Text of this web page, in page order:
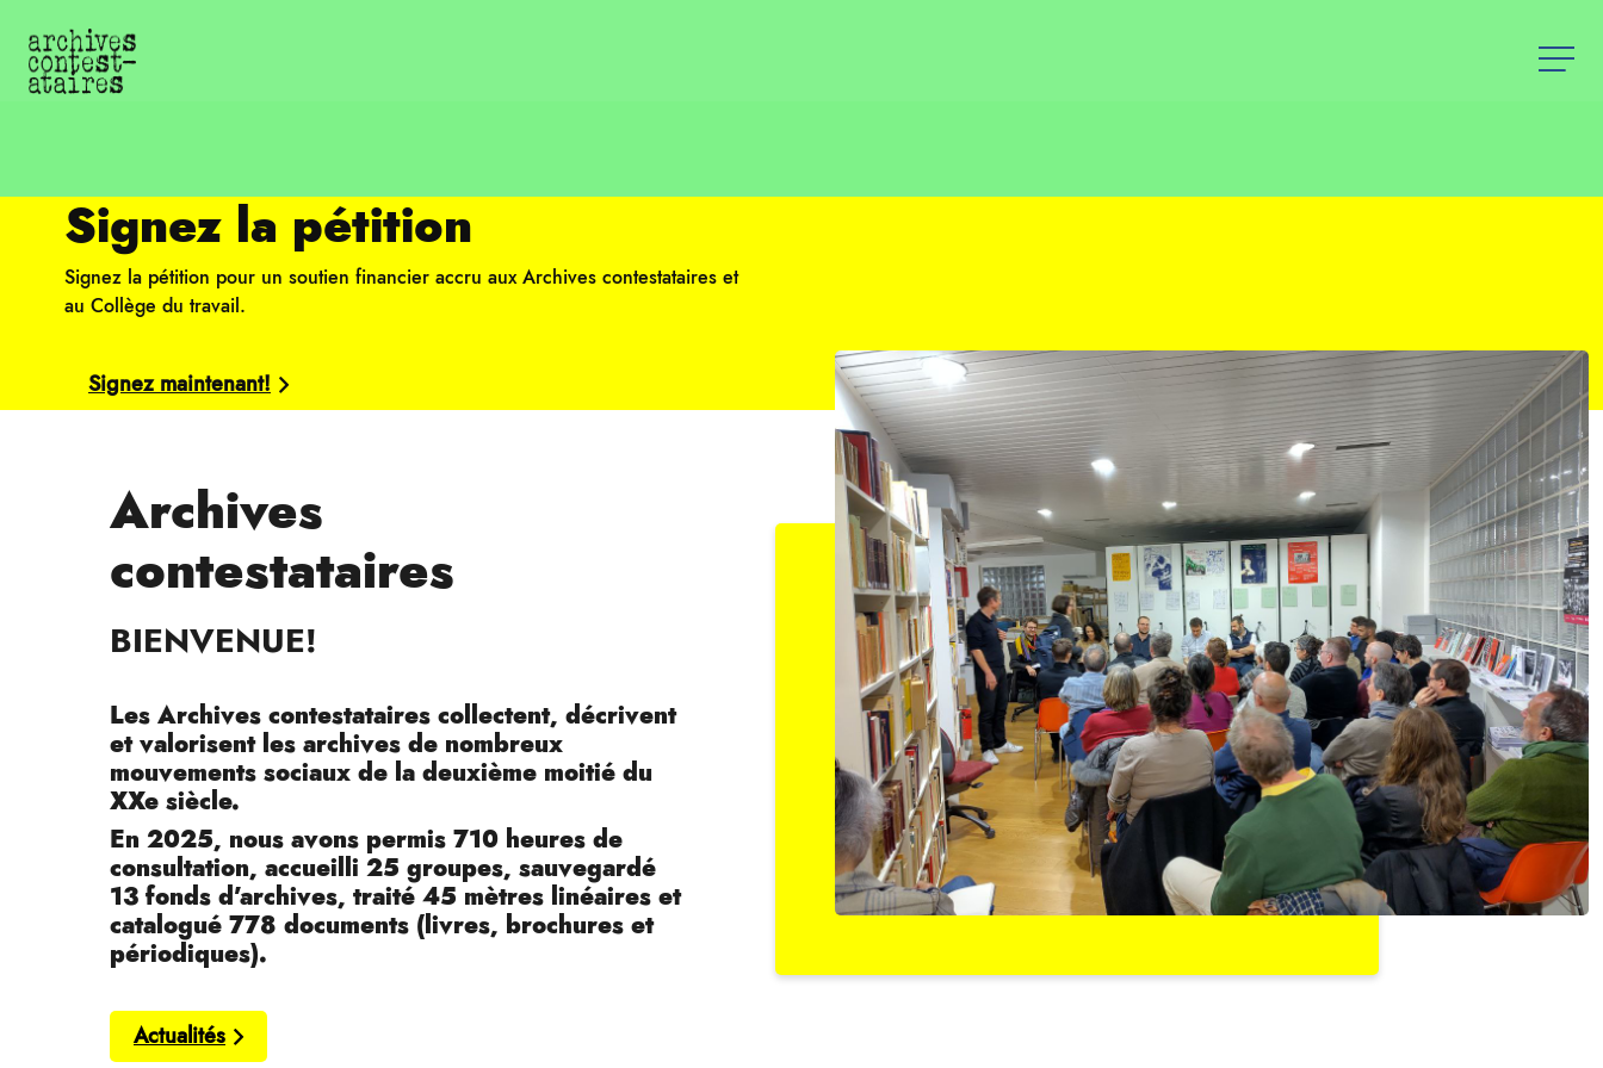
Signez la pétition
Signez la pétition pour un soutien financier accru aux Archives contestataires et
au Collège du travail.
Signez maintenant!
Archives
contestataires
BIENVENUE!
Les Archives contestataires collectent, décrivent
et valorisent les archives de nombreux
mouvements sociaux de la deuxième moitié du
XXe siècle.
En 2025, nous avons permis 710 heures de
consultation, accueilli 25 groupes, sauvegardé
13 fonds d’archives, traité 45 mètres linéaires et
catalogué 778 documents (livres, brochures et
périodiques).
Actualités